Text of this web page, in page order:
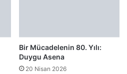
Bir Mücadelenin 80. Yılı:
Duygu Asena
20 Nisan 2026